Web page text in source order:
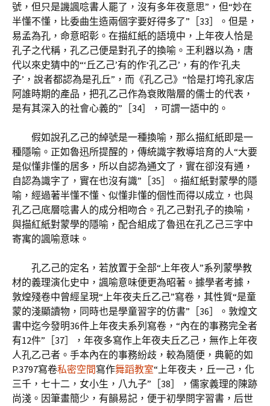
號，但只是譏諷唸書人罷了，沒有多年夜意思”，但“妙在
半懂不懂，比委曲生造兩個字要好得多了”［33］。但是，
易孟為孔，命意昭彰。在描紅紙的語境中，上年夜人恰是
孔子之代稱，孔乙己便是對孔子的換喻。王利器以為，唐
代以來史猜中的“‘丘乙己’有的作‘孔乙己’，有的作‘孔夫
子’，說者都認為是孔丘”，而《孔乙己》“恰是打垮孔家店
阿誰時期的產品，把孔乙己作為衰敗階層的儒士的代表，
是有其深入的社會心義的”［34］，可謂一語中的。
假如說孔乙己的綽號是一種換喻，那么描紅紙即是一
種隱喻。正如魯迅所提醒的，傳統識字教導培育的人“大要
是似懂非懂的居多，所以自認為通文了，實在卻沒有通，
自認為識字了，實在也沒有識”［35］。描紅紙對蒙學的隱
喻，經過著半懂不懂、似懂非懂的個性而得以成立，也與
孔乙己底層唸書人的成分相吻合。孔乙己對孔子的換喻，
與描紅紙對蒙學的隱喻，配合組成了魯迅在孔乙己三字中
寄寓的諷喻意味。
孔乙己的定名，若放置于全部“上年夜人”系列蒙學教
材的義理演化史中，諷喻意味便更為昭著。據學者考據，
敦煌殘卷中曾經呈現“上年夜夫丘乙己”寫卷，其性質“是童
蒙的淺顯讀物，同時也是學童習字的仿書”［36］。敦煌文
書中迄今發明36件上年夜夫系列寫卷，“內在的事務完全者
有12件”［37］，年夜多寫作上年夜夫丘乙己，無作上年夜
人孔乙己者。手本內在的事務紛歧，較為隨便，典範的如
P.3797寫卷私密空間寫作舞蹈教室“上年夜夫，丘一己，化
三千，七十二，女小生，八九子”［38］，儒家義理的陳跡
尚淺。因筆畫簡少，有韻易記，便于初學問字習書，后世